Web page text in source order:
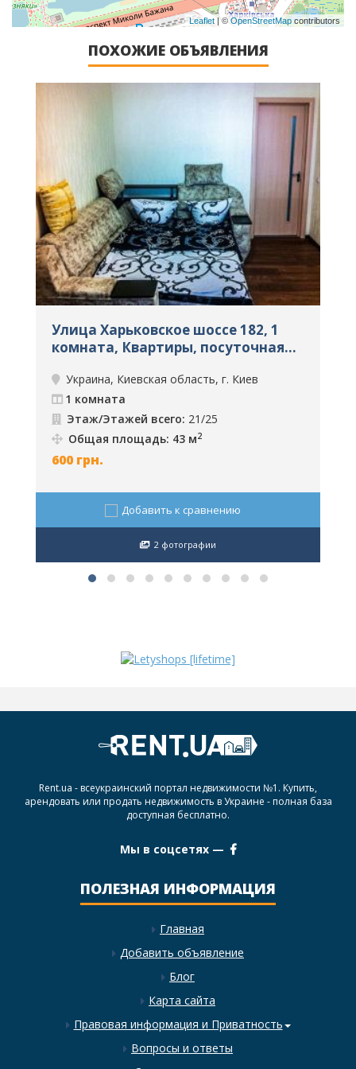
Leaflet | © OpenStreetMapcontributors
ПОХОЖИЕ ОБЪЯВЛЕНИЯ
Улица Харьковское шоссе 182, 1
комната, Квартиры, посуточная
Украина, Киевская область, г. Киев
1 комната
Этаж/Этажей всего: 21/25
Общая площадь: 43 м2
600 грн.
Добавить к сравнению
2 фотографии
Rent.ua - всеукраинский портал недвижимости №1. Купить,
арендовать или продать недвижимость в Украине - полная база
доступная бесплатно.
Мы в соцсетях —
ПОЛЕЗНАЯ ИНФОРМАЦИЯ
Главная
Добавить объявление
Блог
Карта сайта
Правовая информация и Приватность
Вопросы и ответы